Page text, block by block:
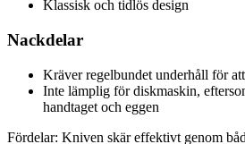
Klassisk och tidlös design
Nackdelar
Kräver regelbundet underhåll för
Inte lämplig för diskmaskin,
handtaget och eggen
Fördelar: Kniven skär effektivt genom